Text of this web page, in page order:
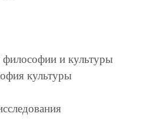
философии и культуры
культуры